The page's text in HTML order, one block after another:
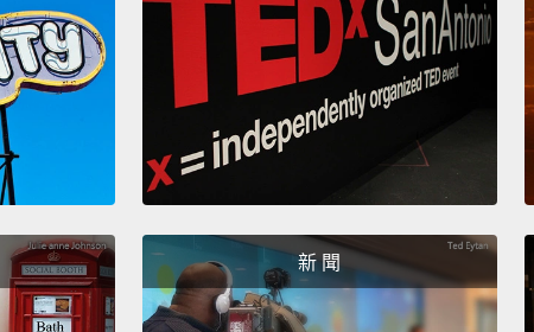
新 聞